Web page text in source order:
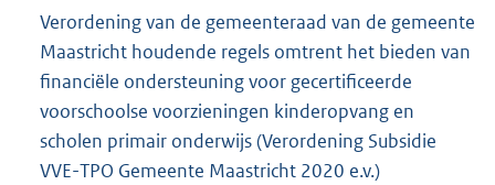
Verordening van de gemeenteraad van de gemeente
Maastricht houdende regels omtrent het bieden van
financiële ondersteuning voor gecertificeerde
voorschoolse voorzieningen kinderopvang en
scholen primair onderwijs (Verordening Subsidie
VVE-TPO Gemeente Maastricht 2020 e.v.)